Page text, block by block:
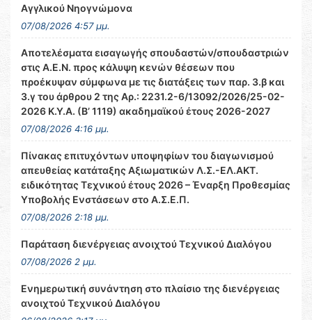
Αγγλικού Νηογνώμονα
07/08/2026 4:57 μμ.
Αποτελέσματα εισαγωγής σπουδαστών/σπουδαστριών
στις Α.Ε.Ν. προς κάλυψη κενών θέσεων που
προέκυψαν σύμφωνα με τις διατάξεις των παρ. 3.β και
3.γ του άρθρου 2 της Αρ.: 2231.2-6/13092/2026/25-02-
2026 Κ.Υ.Α. (Β’ 1119) ακαδημαϊκού έτους 2026-2027
07/08/2026 4:16 μμ.
Πίνακας επιτυχόντων υποψηφίων του διαγωνισμού
απευθείας κατάταξης Αξιωματικών Λ.Σ.-ΕΛ.ΑΚΤ.
ειδικότητας Τεχνικού έτους 2026 – Έναρξη Προθεσμίας
Υποβολής Ενστάσεων στο Α.Σ.Ε.Π.
07/08/2026 2:18 μμ.
Παράταση διενέργειας ανοιχτού Τεχνικού Διαλόγου
07/08/2026 2 μμ.
Ενημερωτική συνάντηση στο πλαίσιο της διενέργειας
ανοιχτού Τεχνικού Διαλόγου